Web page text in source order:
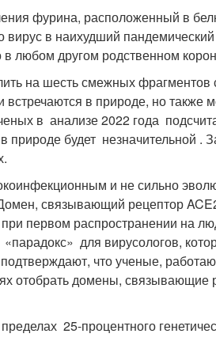
фурина, расположенный в
в наихудший
любом другом родственном
на шесть смежных
в природе, но также
в анализе 2022 года
будет незначительной .
и не сильно
связывающий рецептор
первом распространении на
для вирусологов,
что ученые,
отобрать домены,
25-процентного